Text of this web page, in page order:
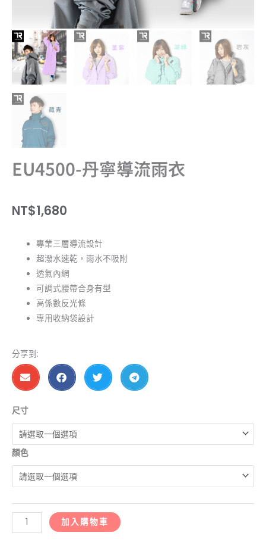
EU4500-丹寧導流雨衣
NT$1,680
專業三層導流設計
超潑水速乾，雨水不吸附
透氣內網
可調式腰帶合身有型
高係數反光條
專用收納袋設計
分享到:
尺寸
顏色
EU4500-
丹
導
流
雨
數
加入購物車